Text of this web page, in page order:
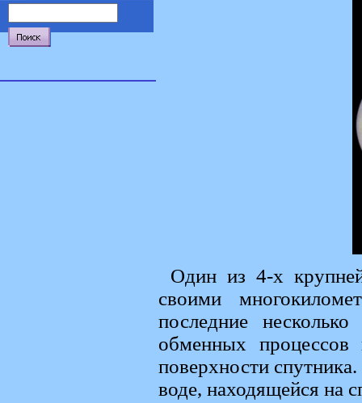
Один из 4-х
своими
последние
обменных процессов
поверхности
воде, находящейся на